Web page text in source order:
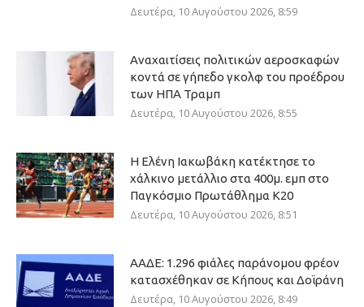
Δευτέρα, 10 Αυγούστου 2026, 8:59
Αναχαιτίσεις πολιτικών αεροσκαφών
κοντά σε γήπεδο γκολφ του προέδρου
των ΗΠΑ Τραμπ
Δευτέρα, 10 Αυγούστου 2026, 8:55
Η Ελένη Ιακωβάκη κατέκτησε το
χάλκινο μετάλλιο στα 400μ. εμπ στο
Παγκόσμιο Πρωτάθλημα Κ20
Δευτέρα, 10 Αυγούστου 2026, 8:51
ΑΑΔΕ: 1.296 φιάλες παράνομου φρέον
κατασχέθηκαν σε Κήπους και Δοϊράνη
Δευτέρα, 10 Αυγούστου 2026, 8:49